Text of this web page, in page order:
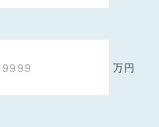
万円